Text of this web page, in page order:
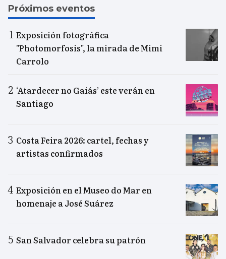
Próximos eventos
Exposición fotográfica
"Photomorfosis", la mirada de Mimi
Carrolo
‘Atardecer no Gaiás’ este verán en
Santiago
Costa Feira 2026: cartel, fechas y
artistas confirmados
Exposición en el Museo do Mar en
homenaje a José Suárez
San Salvador celebra su patrón